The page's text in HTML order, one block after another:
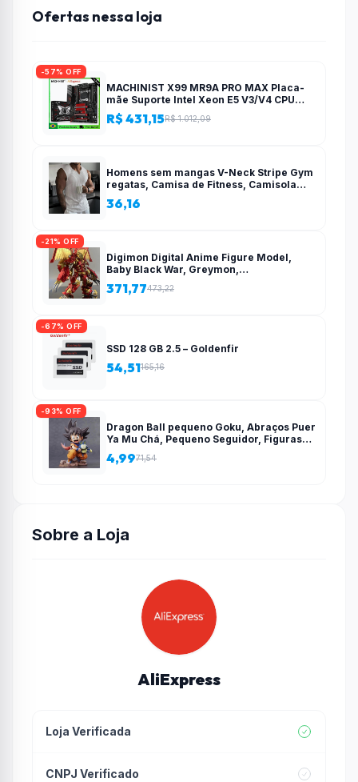
Ofertas nessa loja
-57% OFF
MACHINIST X99 MR9A PRO MAX Placa-
mãe Suporte Intel Xeon E5 V3/V4 CPU
LGA 2011-3 Processador DDR4 Quatro
canais RAM NVME M.2
R$ 431,15R$ 1.012,09
Homens sem mangas V-Neck Stripe Gym
regatas, Camisa de Fitness, Camisola
esportiva, Roupas de ginástica, Colete de
treinamento, Novo, Verão, 2022 –
36,16
-21% OFF
Digimon Digital Anime Figure Model,
Baby Black War, Greymon,
Misericordioso Mode Action Brinquedos
colecionáveis para crianças, Infância
371,77473,22
-67% OFF
SSD 128 GB 2.5 – Goldenfir
54,51165,16
-93% OFF
Dragon Ball pequeno Goku, Abraços Puer
Ya Mu Chá, Pequeno Seguidor, Figuras
Estátua, Modelo PVC, Coleção
Brinquedos Presente, 15cm – AliExpress
4,9971,54
Sobre a Loja
AliExpress
Loja Verificada
CNPJ Verificado